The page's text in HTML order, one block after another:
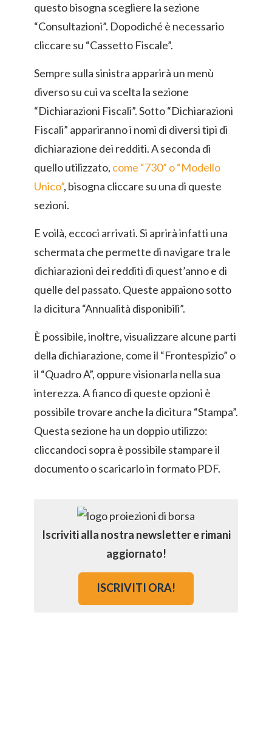
questo bisogna scegliere la sezione
“Consultazioni”. Dopodiché è necessario
cliccare su “Cassetto Fiscale”.
Sempre sulla sinistra apparirà un menù
diverso su cui va scelta la sezione
“Dichiarazioni Fiscali”. Sotto “Dichiarazioni
Fiscali” appariranno i nomi di diversi tipi di
dichiarazione dei redditi. A seconda di
quello utilizzato, come “730” o “Modello
Unico”, bisogna cliccare su una di queste
sezioni.
E voilà, eccoci arrivati. Si aprirà infatti una
schermata che permette di navigare tra le
dichiarazioni dei redditi di quest’anno e di
quelle del passato. Queste appaiono sotto
la dicitura “Annualità disponibili”.
È possibile, inoltre, visualizzare alcune parti
della dichiarazione, come il “Frontespizio” o
il “Quadro A”, oppure visionarla nella sua
interezza. A fianco di queste opzioni è
possibile trovare anche la dicitura “Stampa”.
Questa sezione ha un doppio utilizzo:
cliccandoci sopra è possibile stampare il
documento o scaricarlo in formato PDF.
Iscriviti alla nostra newsletter e rimani
aggiornato!
ISCRIVITI ORA!